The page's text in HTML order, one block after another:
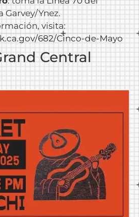
Garvey/Ynez.
visita:
682/Cinco-de-Mayo
Central